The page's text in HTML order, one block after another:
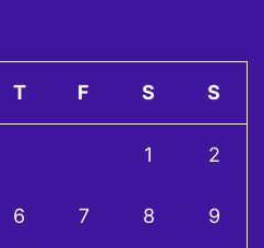
T F S S
1 2
6 7 8 9